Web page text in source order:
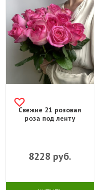
Свежие 21 розовая
роза под ленту
8228 руб.